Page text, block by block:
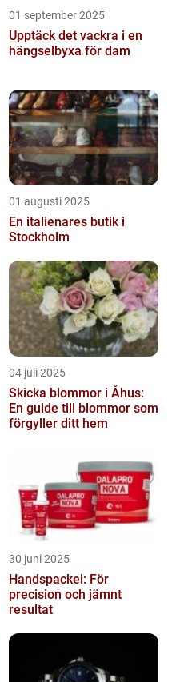
01 september 2025
Upptäck det vackra i en
hängselbyxa för dam
01 augusti 2025
En italienares butik i
Stockholm
04 juli 2025
Skicka blommor i Åhus:
En guide till blommor som
förgyller ditt hem
30 juni 2025
Handspackel: För
precision och jämnt
resultat